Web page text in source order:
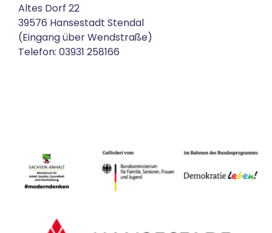
Altes Dorf 22
39576 Hansestadt Stendal
(Eingang über Wendstraße)
Telefon: 03931 258166